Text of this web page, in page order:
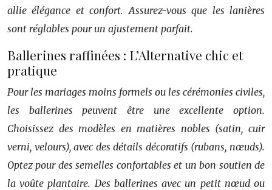
allie élégance et confort. Assurez-vous que les lanières
sont réglables pour un ajustement parfait.
Ballerines raffinées : L’Alternative chic et
pratique
Pour les mariages moins formels ou les cérémonies civiles,
les ballerines peuvent être une excellente option.
Choisissez des modèles en matières nobles (satin, cuir
verni, velours), avec des détails décoratifs (rubans, nœuds).
Optez pour des semelles confortables et un bon soutien de
la voûte plantaire. Des ballerines avec un petit nœud ou